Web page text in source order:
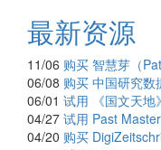
最新资源
11/06 购买 智慧芽（
06/08 购买 中国研究数
06/01 试用
《国文天
04/27 试用 Past
04/20 购买